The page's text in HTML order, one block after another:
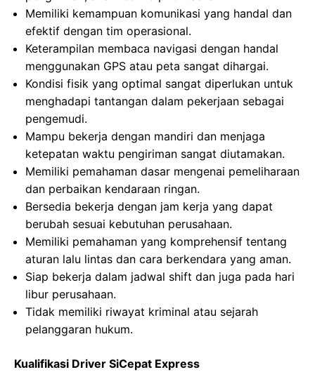
Memiliki kemampuan komunikasi yang handal dan
efektif dengan tim operasional.
Keterampilan membaca navigasi dengan handal
menggunakan GPS atau peta sangat dihargai.
Kondisi fisik yang optimal sangat diperlukan untuk
menghadapi tantangan dalam pekerjaan sebagai
pengemudi.
Mampu bekerja dengan mandiri dan menjaga
ketepatan waktu pengiriman sangat diutamakan.
Memiliki pemahaman dasar mengenai pemeliharaan
dan perbaikan kendaraan ringan.
Bersedia bekerja dengan jam kerja yang dapat
berubah sesuai kebutuhan perusahaan.
Memiliki pemahaman yang komprehensif tentang
aturan lalu lintas dan cara berkendara yang aman.
Siap bekerja dalam jadwal shift dan juga pada hari
libur perusahaan.
Tidak memiliki riwayat kriminal atau sejarah
pelanggaran hukum.
Kualifikasi Driver SiCepat Express